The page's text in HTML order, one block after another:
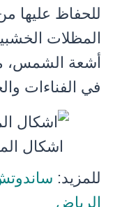
للحفاظ عليها
المظلات
أشعة الشمس،
في الفناءات
اشكال
للمزيد:
الرياض